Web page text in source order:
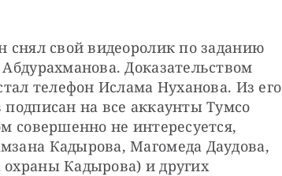
свой видеоролик по заданию
Доказательством
телефон Ислама Нуханова. Из его
на все аккаунты Тумсо
совершенно не интересуется,
Кадырова, Магомеда Даудова,
Кадырова) и других